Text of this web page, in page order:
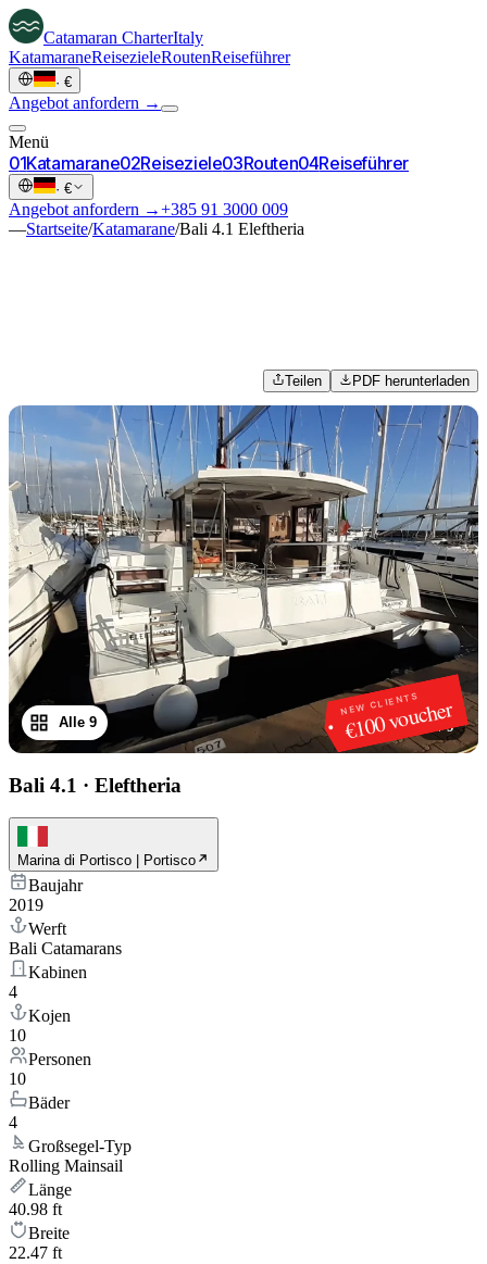
Catamaran CharterItaly
KatamaraneReisezieleRoutenReiseführer
· €
Angebot anfordern →
Menü
01Katamarane02Reiseziele03Routen04Reiseführer
· €
Angebot anfordern →+385 91 3000 009
—Startseite/Katamarane/Bali 4.1 Eleftheria
Teilen PDF herunterladen
NEW CLIENTS
€100 voucher
1 /9
Alle 9
Bali 4.1 · Eleftheria
Marina di Portisco | Portisco
Baujahr
2019
Werft
Bali Catamarans
Kabinen
4
Kojen
10
Personen
10
Bäder
4
Großsegel-Typ
Rolling Mainsail
Länge
40.98 ft
Breite
22.47 ft